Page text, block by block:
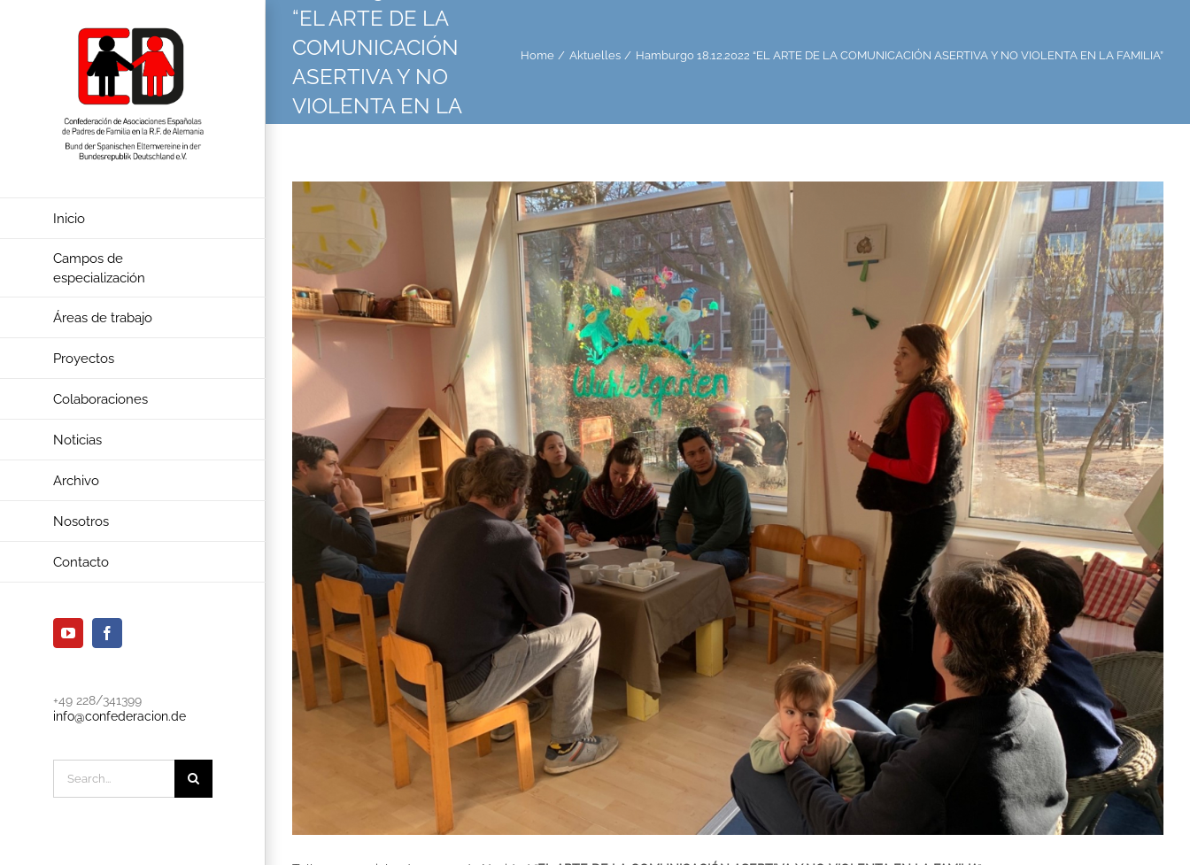
Inicio
Campos de
especialización
Áreas de trabajo
Proyectos
Colaboraciones
Noticias
Archivo
Nosotros
Contacto
YouTubeFacebook
+49 228/341399
info@confederacion.de
for:
“EL ARTE DE LA
COMUNICACIÓN
ASERTIVA Y NO
VIOLENTA EN LA
Home Aktuelles Hamburgo 18.12.2022 “EL ARTE DE LA COMUNICACIÓN ASERTIVA Y NO VIOLENTA EN LA FAMILIA”
View
Larger